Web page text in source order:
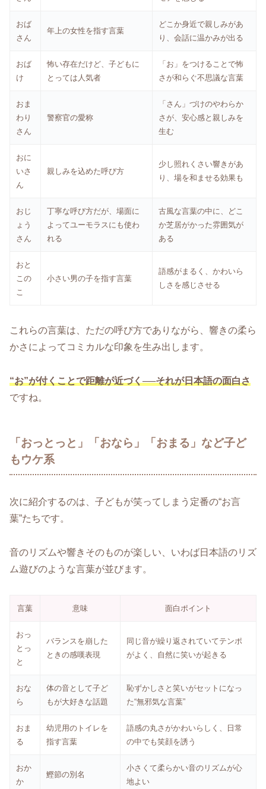
おば
さん
年上の女性を指す言葉
どこか身近で親しみがあ
り、会話に温かみが出る
おば
け
怖い存在だけど、子どもに
とっては人気者
「お」をつけることで怖
さが和らぐ不思議な言葉
おま
わり
さん
警察官の愛称
「さん」づけのやわらか
さが、安心感と親しみを
生む
おに
いさ
ん
親しみを込めた呼び方
少し照れくさい響きがあ
り、場を和ませる効果も
おじ
ょう
さん
丁寧な呼び方だが、場面に
よってユーモラスにも使わ
れる
古風な言葉の中に、どこ
か芝居がかった雰囲気が
ある
おと
この
こ
小さい男の子を指す言葉
語感がまるく、かわいら
しさを感じさせる
これらの言葉は、ただの呼び方でありながら、響きの柔ら
かさによってコミカルな印象を生み出します。
“お”が付くことで距離が近づく──それが日本語の面白さ
ですね。
「おっとっと」「おなら」「おまる」など子ど
もウケ系
次に紹介するのは、子どもが笑ってしまう定番の“お言
葉”たちです。
音のリズムや響きそのものが楽しい、いわば日本語のリズ
ム遊びのような言葉が並びます。
言葉 意味 面白ポイント
おっ
とっ
と
バランスを崩した
ときの感嘆表現
同じ音が繰り返されていてテンポ
がよく、自然に笑いが起きる
おな
ら
体の音として子ど
もが大好きな話題
恥ずかしさと笑いがセットになっ
た“無邪気な言葉”
おま
る
幼児用のトイレを
指す言葉
語感の丸さがかわいらしく、日常
の中でも笑顔を誘う
おか
か
鰹節の別名
小さくて柔らかい音のリズムが心
地よい